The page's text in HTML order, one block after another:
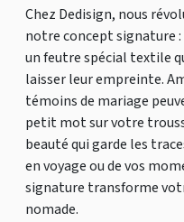
Chez Dedisign, nous
notre concept signature :
un feutre spécial textile
laisser leur empreinte.
témoins de mariage
petit mot sur votre
beauté qui garde les
en voyage ou de vos
signature transforme
nomade.